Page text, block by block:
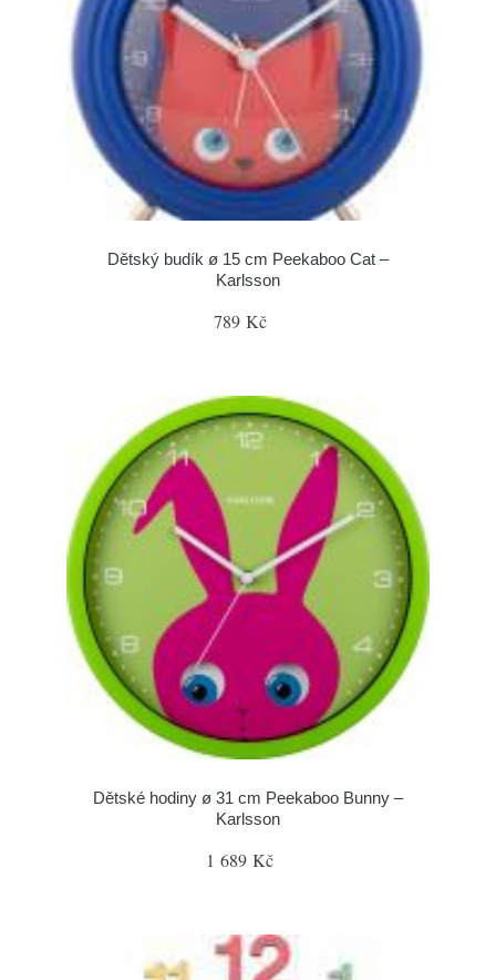
Dětský budík ø 15 cm Peekaboo Cat –
Karlsson
789 Kč
Dětské hodiny ø 31 cm Peekaboo Bunny –
Karlsson
1 689 Kč